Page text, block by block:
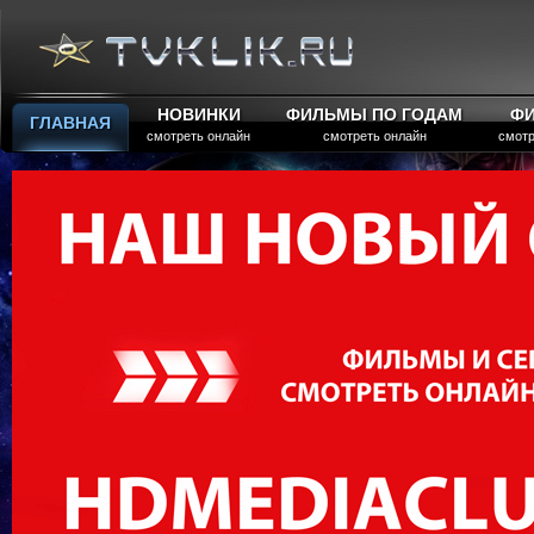
ГЛАВНАЯ НОВИНКИ
смотреть онлайн
ФИЛЬМЫ ПО ГОДАМ
смотреть онлайн